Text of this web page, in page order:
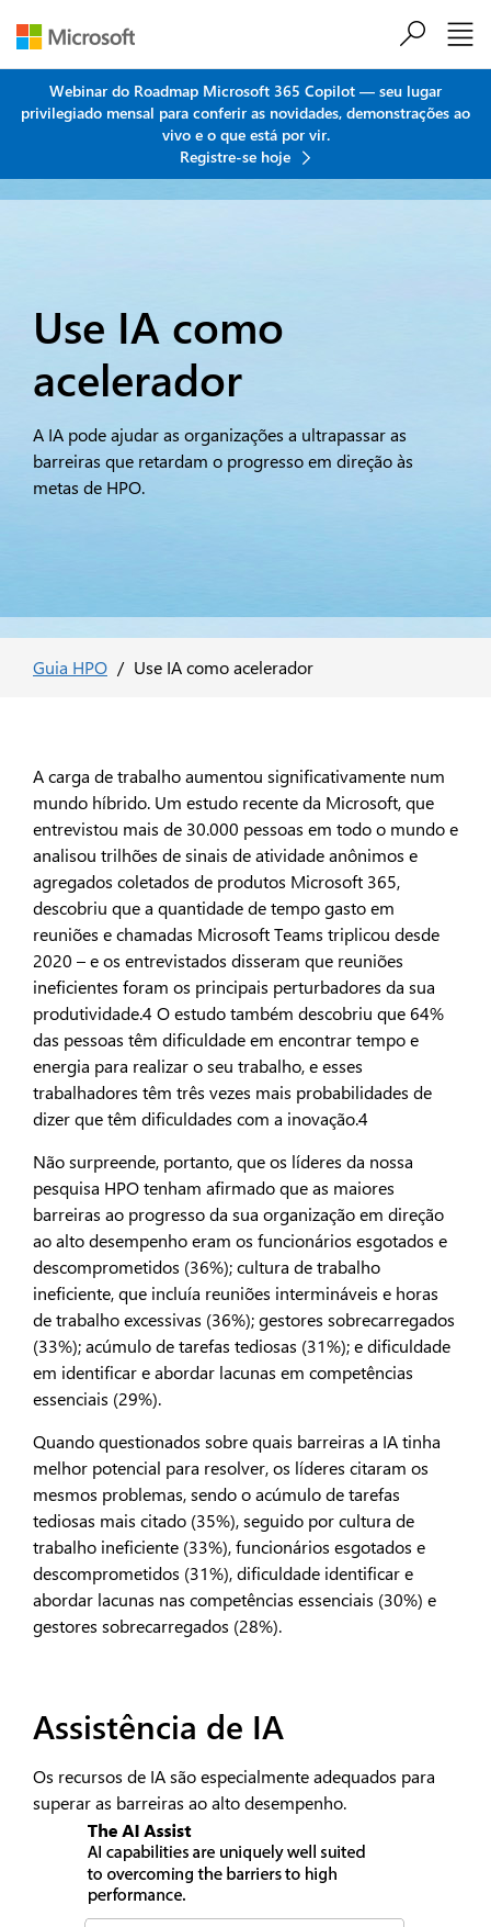
Webinar do Roadmap Microsoft 365 Copilot — seu lugar
privilegiado mensal para conferir as novidades, demonstrações ao
vivo e o que está por vir.
Registre-se hoje
Use IA como
acelerador
A IA pode ajudar as organizações a ultrapassar as
barreiras que retardam o progresso em direção às
metas de HPO.
Guia HPO / Use IA como acelerador
A carga de trabalho aumentou significativamente num
mundo híbrido. Um estudo recente da Microsoft, que
entrevistou mais de 30.000 pessoas em todo o mundo e
analisou trilhões de sinais de atividade anônimos e
agregados coletados de produtos Microsoft 365,
descobriu que a quantidade de tempo gasto em
reuniões e chamadas Microsoft Teams triplicou desde
2020 – e os entrevistados disseram que reuniões
ineficientes foram os principais perturbadores da sua
produtividade.4 O estudo também descobriu que 64%
das pessoas têm dificuldade em encontrar tempo e
energia para realizar o seu trabalho, e esses
trabalhadores têm três vezes mais probabilidades de
dizer que têm dificuldades com a inovação.4
Não surpreende, portanto, que os líderes da nossa
pesquisa HPO tenham afirmado que as maiores
barreiras ao progresso da sua organização em direção
ao alto desempenho eram os funcionários esgotados e
descomprometidos (36%); cultura de trabalho
ineficiente, que incluía reuniões intermináveis e horas
de trabalho excessivas (36%); gestores sobrecarregados
(33%); acúmulo de tarefas tediosas (31%); e dificuldade
em identificar e abordar lacunas em competências
essenciais (29%).
Quando questionados sobre quais barreiras a IA tinha
melhor potencial para resolver, os líderes citaram os
mesmos problemas, sendo o acúmulo de tarefas
tediosas mais citado (35%), seguido por cultura de
trabalho ineficiente (33%), funcionários esgotados e
descomprometidos (31%), dificuldade identificar e
abordar lacunas nas competências essenciais (30%) e
gestores sobrecarregados (28%).
Assistência de IA
Os recursos de IA são especialmente adequados para
superar as barreiras ao alto desempenho.